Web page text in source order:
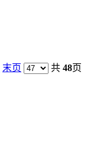
末页 共 48页